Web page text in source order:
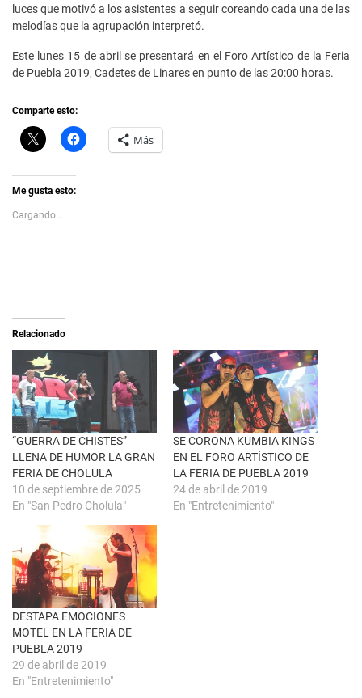
luces que motivó a los asistentes a seguir coreando cada una de las
melodías que la agrupación interpretó.
Este lunes 15 de abril se presentará en el Foro Artístico de la Feria
de Puebla 2019, Cadetes de Linares en punto de las 20:00 horas.
Comparte esto:
C
l
k
t
s
h
e
b
r
e
e
n
u
n
a
v
e
n
t
a
n
a
n
u
v
a
)
H
a
e
F
a
c
e
b
o
k
(
S
e
a
b
r
e
u
n
a
v
e
n
t
a
n
a
n
u
e
v
Más
Me gusta esto:
Cargando...
Relacionado
“GUERRA DE CHISTES”
LLENA DE HUMOR LA GRAN
FERIA DE CHOLULA
10 de septiembre de 2025
En "San Pedro Cholula"
SE CORONA KUMBIA KINGS
EN EL FORO ARTÍSTICO DE
LA FERIA DE PUEBLA 2019
24 de abril de 2019
En "Entretenimiento"
DESTAPA EMOCIONES
MOTEL EN LA FERIA DE
PUEBLA 2019
29 de abril de 2019
En "Entretenimiento"